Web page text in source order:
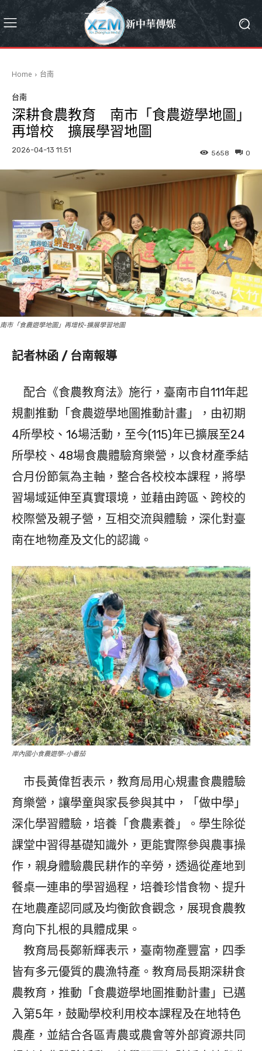
Home 台南
台南
深耕食農教育 南市「食農遊學地圖」
再增校 擴展學習地圖
2026-04-13 11:51 0
5658
南市「食農遊學地圖」再增校-擴展學習地圖
記者林函 / 台南報導
配合《食農教育法》施行，臺南市自111年起
規劃推動「食農遊學地圖推動計畫」，由初期
4所學校、16場活動，至今(115)年已擴展至24
所學校、48場食農體驗育樂營，以食材產季結
合月份節氣為主軸，整合各校校本課程，將學
習場域延伸至真實環境，並藉由跨區、跨校的
校際營及親子營，互相交流與體驗，深化對臺
南在地物產及文化的認識。
岸內國小食農遊學-小番茄
市長黃偉哲表示，教育局用心規畫食農體驗
育樂營，讓學童與家長參與其中，「做中學」
深化學習體驗，培養「食農素養」。學生除從
課堂中習得基礎知識外，更能實際參與農事操
作，親身體驗農民耕作的辛勞，透過從產地到
餐桌一連串的學習過程，培養珍惜食物、提升
在地農產認同感及均衡飲食觀念，展現食農教
育向下扎根的具體成果。
教育局長鄭新輝表示，臺南物產豐富，四季
皆有多元優質的農漁特產。教育局長期深耕食
農教育，推動「食農遊學地圖推動計畫」已邁
入第5年，鼓勵學校利用校本課程及在地特色
農產，並結合各區青農或農會等外部資源共同